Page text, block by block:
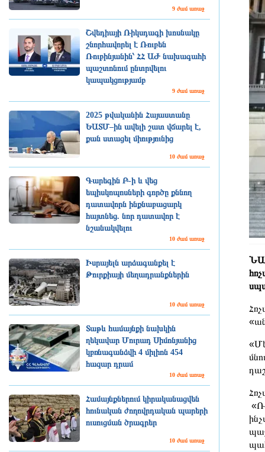
9 ժամ առաջ
Շվեդիայի Ռիկսդագի խոսնակը
շնորհավորել է Ռուբեն
Ռուբինյանին՝ ՀՀ ԱԺ նախագահի
պաշտոնում ընտրվելու
կապակցությամբ
9 ժամ առաջ
2025 թվականին Հայաստանը
ԵԱՏՄ–ին ավելի շատ վճարել է,
քան ստացել միությունից
10 ժամ առաջ
Գարեգին Բ-ի և վեց
եպիսկոպոսների գործը քննող
դատավորն ինքնաբացարկ
հայտնեց. նոր դատավոր է
նշանակվելու
10 ժամ առաջ
Իսրայելն արձագանքել է
Թուրքիայի մեղադրանքներին
10 ժամ առաջ
Տաթև համայնքի նախկին
ղեկավար Մուրադ Սիմոնյանից
կբռնագանձվի 4 միլիոն 454
հազար դրամ
10 ժամ առաջ
Համայնքներում կիրականացվեն
հունական ժողովրդական պարերի
ուսուցման ծրագրեր
10 ժամ առաջ